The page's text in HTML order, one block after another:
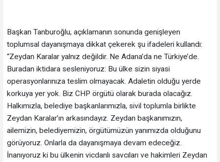
Başkan Tanburoğlu, açıklamanın sonunda genişleyen
toplumsal dayanışmaya dikkat çekerek şu ifadeleri kullandı:
“Zeydan Karalar yalnız değildir. Ne Adana’da ne Türkiye’de.
Buradan iktidara sesleniyoruz: Bu ülke sizin siyasi
operasyonlarınıza teslim olmayacak. Adaletin olduğu yerde
korkuya yer yok. Biz CHP örgütü olarak burada olacağız.
Halkımızla, belediye başkanlarımızla, sivil toplumla birlikte
Zeydan Karalar’ın arkasındayız. Zeydan başkanımızın,
ailemizin, belediyemizin, örgütümüzün yanımızda olduğunu
görüyoruz. Onlarla da dayanışmaya devam edeceğiz.
İnanıyoruz ki bu ülkenin vicdanlı savcıları ve hakimleri Zeydan